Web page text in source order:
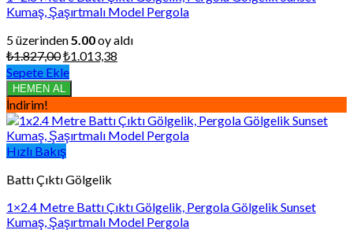
Kumaş, Şaşırtmalı Model Pergola
5 üzerinden 5.00oy aldı
₺1.827,00Orijinal
fiyat:
₺1.827,00.
₺1.013,38
₺1.013,38.
Sepete Ekle
HEMEN AL
İndirim!
Hızlı Bakış
Battı Çıktı Gölgelik
1×2.4 Metre Battı Çıktı Gölgelik, Pergola Gölgelik Sunset
Kumaş, Şaşırtmalı Model Pergola